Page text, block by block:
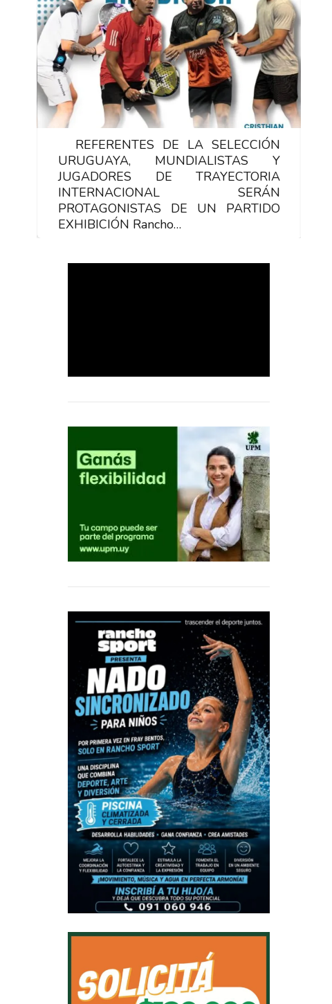
REFERENTES DE LA SELECCIÓN
URUGUAYA, MUNDIALISTAS Y
JUGADORES DE TRAYECTORIA
INTERNACIONAL SERÁN
PROTAGONISTAS DE UN PARTIDO
EXHIBICIÓN Rancho…